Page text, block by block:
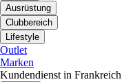
Ausrüstung
Clubbereich
Lifestyle
Outlet
Marken
Kundendienst in Frankreich